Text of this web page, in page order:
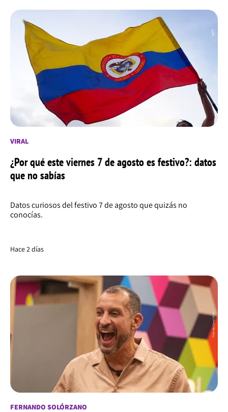
VIRAL
¿Por qué este viernes 7 de agosto es festivo?: datos
que no sabías
Datos curiosos del festivo 7 de agosto que quizás no
conocías.
Hace 2 días
FERNANDO SOLÓRZANO